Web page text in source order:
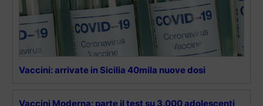
Vaccini: arrivate in Sicilia 40mila nuove dosi
Vaccini Moderna: parte il test su 3.000 adolescenti